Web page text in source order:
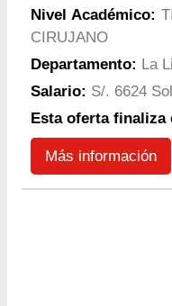
Nivel Académico:
CIRUJANO
Departamento: La
Salario: S/. 6624
Esta oferta finaliza
Más información